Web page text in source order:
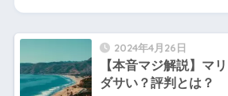
2024年4月26日
【本音マジ解説】マ
ダサい？評判とは？